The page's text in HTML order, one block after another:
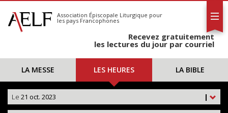
S'abonner
Calendrier
Association Épiscopale Liturgique pour
les pays Francophones
Recevez gratuitement
les lectures du jour par courriel
LA MESSE LES HEURES LA BIBLE
|
Le 21 oct. 2023